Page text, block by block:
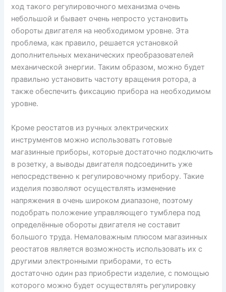
ход такого регулировочного механизма очень
небольшой и бывает очень непросто установить
обороты двигателя на необходимом уровне. Эта
проблема, как правило, решается установкой
дополнительных механических преобразователей
механической энергии. Таким образом, можно будет
правильно установить частоту вращения ротора, а
также обеспечить фиксацию прибора на необходимом
уровне.
Кроме реостатов из ручных электрических
инструментов можно использовать готовые
магазинные приборы, которые достаточно подключить
в розетку, а выводы двигателя подсоединить уже
непосредственно к регулировочному прибору. Такие
изделия позволяют осуществлять изменение
напряжения в очень широком диапазоне, поэтому
подобрать положение управляющего тумблера под
определённые обороты двигателя не составит
большого труда. Немаловажным плюсом магазинных
реостатов является возможность использовать их с
другими электронными приборами, то есть
достаточно один раз приобрести изделие, с помощью
которого можно будет осуществлять регулировку